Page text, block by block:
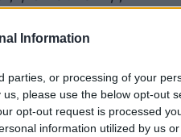
Information
parties, or processing of your
please use the below opt-out
opt-out request is processed
information utilized by us